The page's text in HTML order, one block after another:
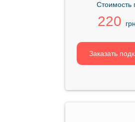
Стоимость
220
Заказать